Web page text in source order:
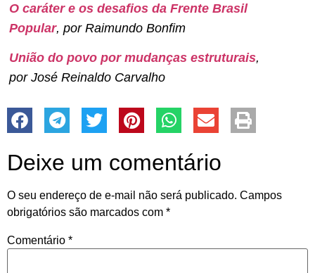
O caráter e os desafios da Frente Brasil
Popular, por Raimundo Bonfim
União do povo por mudanças estruturais,
por José Reinaldo Carvalho
Deixe um comentário
O seu endereço de e-mail não será publicado. Campos
obrigatórios são marcados com *
Comentário *